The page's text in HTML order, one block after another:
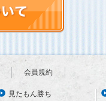
会員規約
見たもん勝ち